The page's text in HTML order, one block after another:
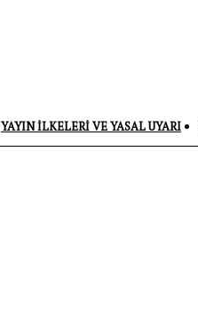
YAYIN İLKELERI VE YASAL UYARI